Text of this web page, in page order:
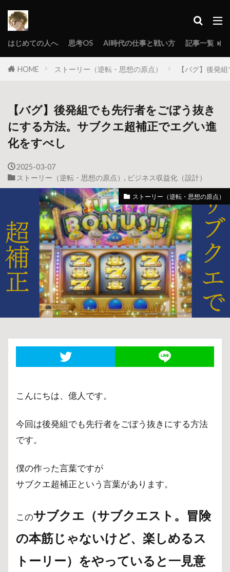
はじめての人へ 思考OS AI時代の仕事と戦い方 記事一覧
HOME ストーリー（逆転・思想の原点） 【バグ】後発
【バグ】後発組でも先行者をごぼう抜き
にする方法。サブクエ超補正でエグい進
化をすべし
2025-03-07
ストーリー（逆転・思想の原点） , ビジネス収益化（設計）
ストーリー（逆転・思想の原点）
こんにちは、億人です。
今回は後発組でも先行者をごぼう抜きにする方法
です。
僕の作った言葉ですが
サブクエ超補正という言葉があります。
このサブクエ（サブクエスト。冒険
の本筋じゃないけど、楽しめるス
トーリー）をやっていると 一見意